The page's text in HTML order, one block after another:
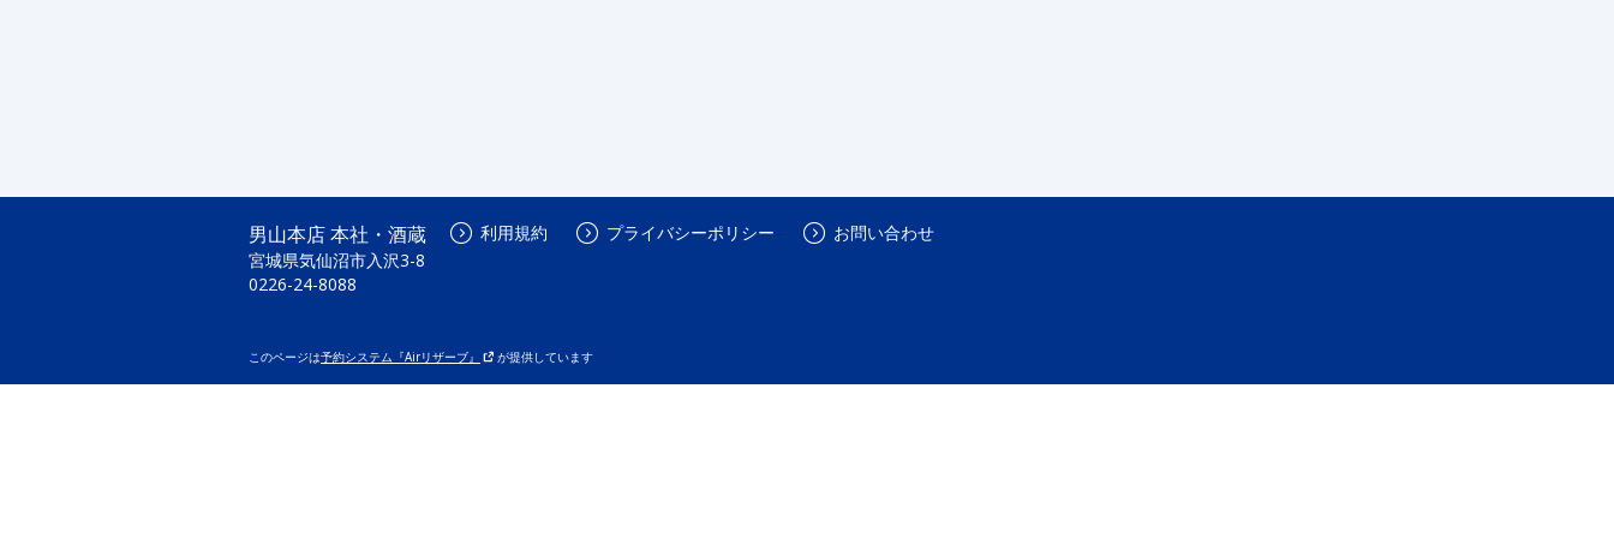
男山本店 本社・酒蔵
宮城県気仙沼市入沢3-8
0226-24-8088
利用規約 プライバシーポリシー お問い合わせ
このページは予約システム『Airリザーブ』 が提供しています